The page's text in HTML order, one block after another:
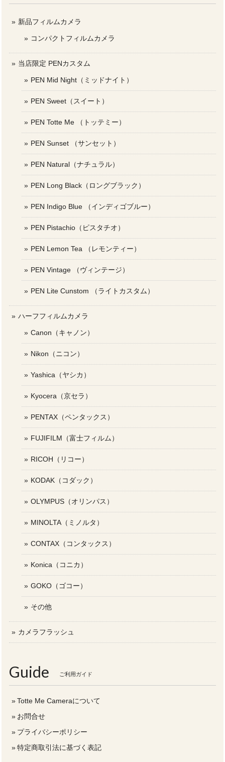
新品フィルムカメラ
コンパクトフィルムカメラ
当店限定 PENカスタム
PEN Mid Night（ミッドナイト）
PEN Sweet（スイート）
PEN Totte Me （トッテミー）
PEN Sunset （サンセット）
PEN Natural（ナチュラル）
PEN Long Black（ロングブラック）
PEN Indigo Blue （インディゴブルー）
PEN Pistachio（ピスタチオ）
PEN Lemon Tea （レモンティー）
PEN Vintage （ヴィンテージ）
PEN Lite Cunstom （ライトカスタム）
ハーフフィルムカメラ
Canon（キャノン）
Nikon（ニコン）
Yashica（ヤシカ）
Kyocera（京セラ）
PENTAX（ペンタックス）
FUJIFILM（富士フィルム）
RICOH（リコー）
KODAK（コダック）
OLYMPUS（オリンパス）
MINOLTA（ミノルタ）
CONTAX（コンタックス）
Konica（コニカ）
GOKO（ゴコー）
その他
カメラフラッシュ
Guide ご利用ガイド
Totte Me Cameraについて
お問合せ
プライバシーポリシー
特定商取引法に基づく表記